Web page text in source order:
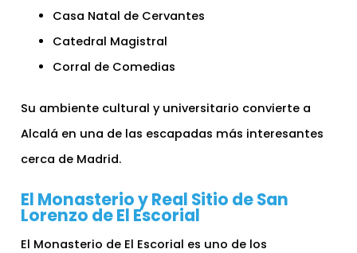
Casa Natal de Cervantes
Catedral Magistral
Corral de Comedias
Su ambiente cultural y universitario convierte a
Alcalá en una de las escapadas más interesantes
cerca de Madrid.
El Monasterio y Real Sitio de San
Lorenzo de El Escorial
El Monasterio de El Escorial es uno de los